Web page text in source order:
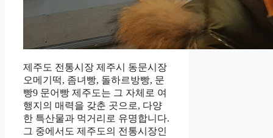
제주도 전통시장 제주시 동문시장
오메기떡, 좀녀빵, 돌하르방빵, 문
빵9 문어빵 제주도는 그 자체로 여
행지의 매력을 갖춘 곳으로, 다양
한 특산물과 먹거리로 유명합니다.
그 중에서도 제주도의 전통시장인